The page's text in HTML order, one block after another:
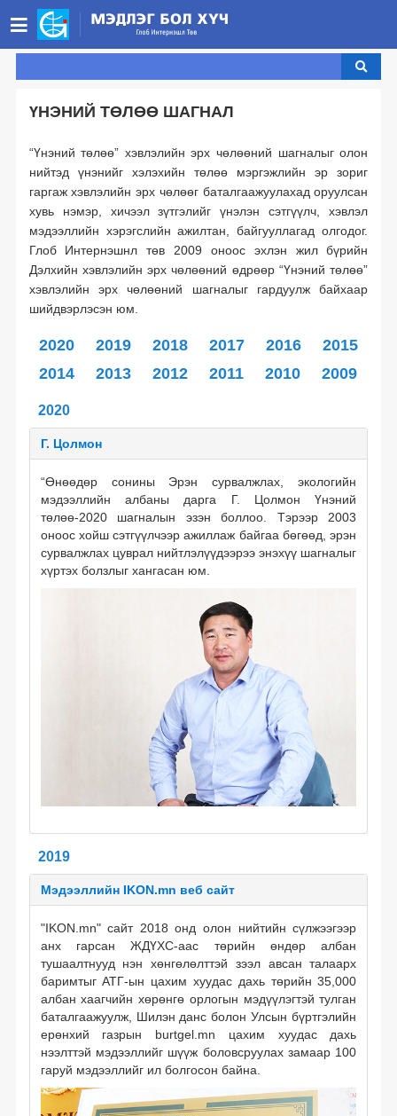
Танилцуулга
Удирдах зөвлөл
Хамт олон
Юу хийдэг вэ? ▾
Стратегийн хөтөлбөрүүд
Зорилтот бүлэг
Үйл ажиллагааны хэлбэр
Тэмдэглэлт өдрүүд
Санхүүжүүлэгчид
Гишүүн байгууллага
Хамтрагч байгууллагууд
ХУУЛИУД ▾
Монгол Улсын хууль ▾
Үзэл бодлоо илэрхийлэх эрх чөлөө
Мэдээллийн эрх чөлөө
Хэвлэл мэдээллийн эрх чөлөө
Төрөөс хэвлэл мэдээлэлд үүрэг хариуцлага болгосон нь
Садар самуун
Хэвлэл мэдээллэл олон нийтийн харилцаа
Хэвлэл мэдээлэл ба олон нийтийн ашиг сонирхол
Хэвлэл мэдээлэл, сонгууль
Зохиогчийн эрх
Бусад
Мэдээлэх, мэдээлэл авах эрхийг баталгаажуулсан дотоодын хууль
тогтоомж (2018 он)
Мэдээлэх, мэдээлэл авах эрхийг баталгаажуулсан дотоодын хууль
тогтоомж (2017 он)
Төсөвтэй холбоотой хуулиудад мэдээлэх, мэдээлэл авах эрхийг
баталгаажуулсан зохицуулалт
Олон улсын хэм хэмжээ ▾
Үзэл бодлоо илэрхийлэх эрх чөлөө
Мэдээллийн эрх чөлөө
ХОЛБОО БАРИХ
ENGLISH
ҮНЭНИЙ ТӨЛӨӨ ШАГНАЛ
“Үнэний төлөө” хэвлэлийн эрх чөлөөний шагналыг олон
нийтэд үнэнийг хэлэхийн төлөө мэргэжлийн эр зориг
гаргаж хэвлэлийн эрх чөлөөг баталгаажуулахад оруулсан
хувь нэмэр, хичээл зүтгэлийг үнэлэн сэтгүүлч, хэвлэл
мэдээллийн хэрэгслийн ажилтан, байгууллагад олгодог.
Глоб Интернэшнл төв 2009 оноос эхлэн жил бүрийн
Дэлхийн хэвлэлийн эрх чөлөөний өдрөөр “Үнэний төлөө”
хэвлэлийн эрх чөлөөний шагналыг гардуулж байхаар
шийдвэрлэсэн юм.
2020 2019 2018 2017 2016
2015
2014
2013 2012 2011 2010 2009
2020
Г. Цолмон
“Өнөөдөр сонины Эрэн сурвалжлах, экологийн
мэдээллийн албаны дарга Г. Цолмон Үнэний
төлөө-2020 шагналын эзэн боллоо. Тэрээр 2003
оноос хойш сэтгүүлчээр ажиллаж байгаа бөгөөд, эрэн
сурвалжлах цуврал нийтлэлүүдээрээ энэхүү шагналыг
хүртэх болзлыг хангасан юм.
2019
Мэдээллийн IKON.mn веб сайт
"IKON.mn" сайт 2018 онд олон нийтийн сүлжээгээр
анх гарсан ЖДҮХС-аас төрийн өндөр албан
тушаалтнууд нэн хөнгөлөлттэй зээл авсан талаарх
баримтыг АТГ-ын цахим хуудас дахь төрийн 35,000
албан хаагчийн хөрөнгө орлогын мэдүүлэгтэй тулган
баталгаажуулж, Шилэн данс болон Улсын бүртгэлийн
ерөнхий газрын burtgel.mn цахим хуудас дахь
нээлттэй мэдээллийг шүүж боловсруулах замаар 100
гаруй мэдээллийг ил болгосон байна.